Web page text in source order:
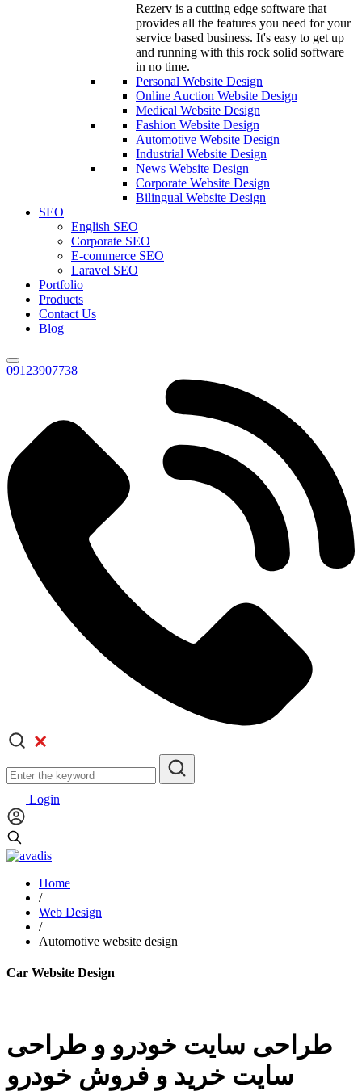
Rezerv is a cutting edge software that
provides all the features you need for your
service based business. It's easy to get up
and running with this rock solid software
in no time.
Personal Website Design
Online Auction Website Design
Medical Website Design
Fashion Website Design
Automotive Website Design
Industrial Website Design
News Website Design
Corporate Website Design
Bilingual Website Design
SEO
English SEO
Corporate SEO
E-commerce SEO
Laravel SEO
Portfolio
Products
Contact Us
Blog
09123907738
Login
Home
/
Web Design
/
Automotive website design
Car Website Design
طراحی سایت خودرو و طراحی
سایت خرید و فروش خودرو